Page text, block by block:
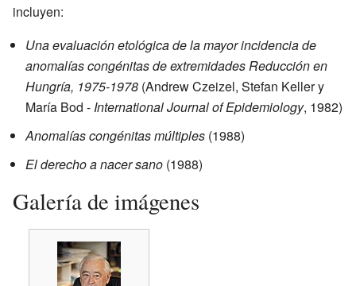
incluyen:
Una evaluación etológica de la mayor incidencia de
anomalías congénitas de extremidades Reducción en
Hungría, 1975-1978 (Andrew Czeizel, Stefan Keller y
María Bod - International Journal of Epidemiology, 1982)
Anomalías congénitas múltiples (1988)
El derecho a nacer sano (1988)
Galería de imágenes